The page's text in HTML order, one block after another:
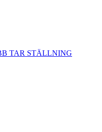
TAR STÄLLNING